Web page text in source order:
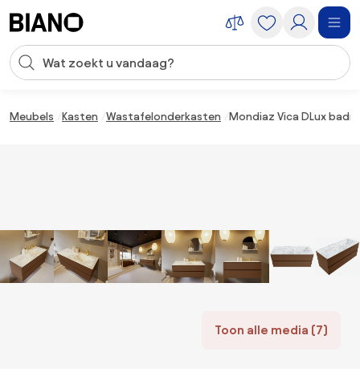
Zoekopdracht invoeren
Meubels Kasten Wastafelonderkasten Mondiaz Vica DLux
Toon alle media (7)